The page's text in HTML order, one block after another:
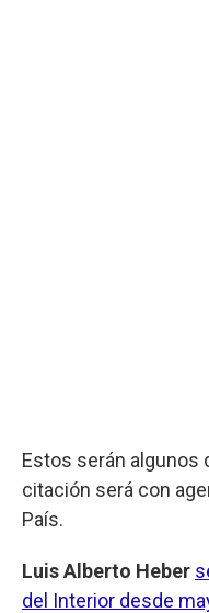
Estos serán algunos
citación será con
País.
Luis Alberto Heber
del Interior desde